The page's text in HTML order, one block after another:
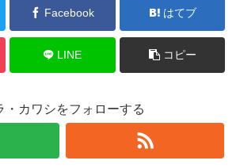
Facebook はてブ
LINE コピー
・カワシをフォローする